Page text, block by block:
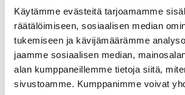
Käytämme evästeitä tarjoamamme
räätälöimiseen, sosiaalisen median
tukemiseen ja kävijämäärämme
jaamme sosiaalisen median,
alan kumppaneillemme tietoja siitä,
sivustoamme. Kumppanimme voivat
sosiaalisen median käyttöön,
enemmän mielenterveyden haasteita
todennäköisemmin olevansa
mielenterveyspalveluiden ulkopuolella.
Someriippuvuuden yhteys